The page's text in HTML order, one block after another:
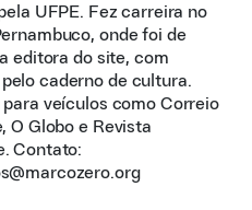
UFPE. Fez carreira no
onde foi de
editora do site, com
caderno de cultura.
veículos como Correio
O Globo e Revista
Contato: